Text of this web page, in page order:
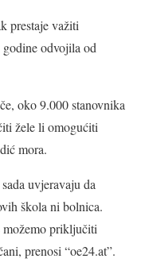
prestaje važiti
odvojila od
oko 9.000 stanovnika
žele li omogućiti
mora.
uvjeravaju da
škola ni bolnica.
možemo priključiti
prenosi “oe24.at”.